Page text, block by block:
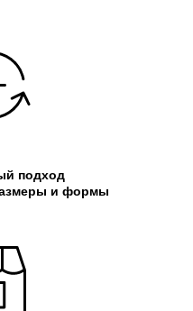
подход
и формы